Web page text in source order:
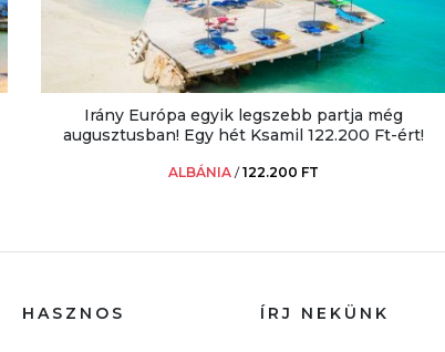
Irány Európa egyik legszebb partja még
augusztusban! Egy hét Ksamil 122.200 Ft-ért!
ALBÁNIA /122.200 FT
HASZNOS ÍRJ NEKÜNK